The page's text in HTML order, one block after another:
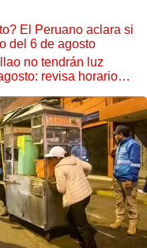
El Peruano aclara si
del 6 de agosto
no tendrán luz
revisa horarios y